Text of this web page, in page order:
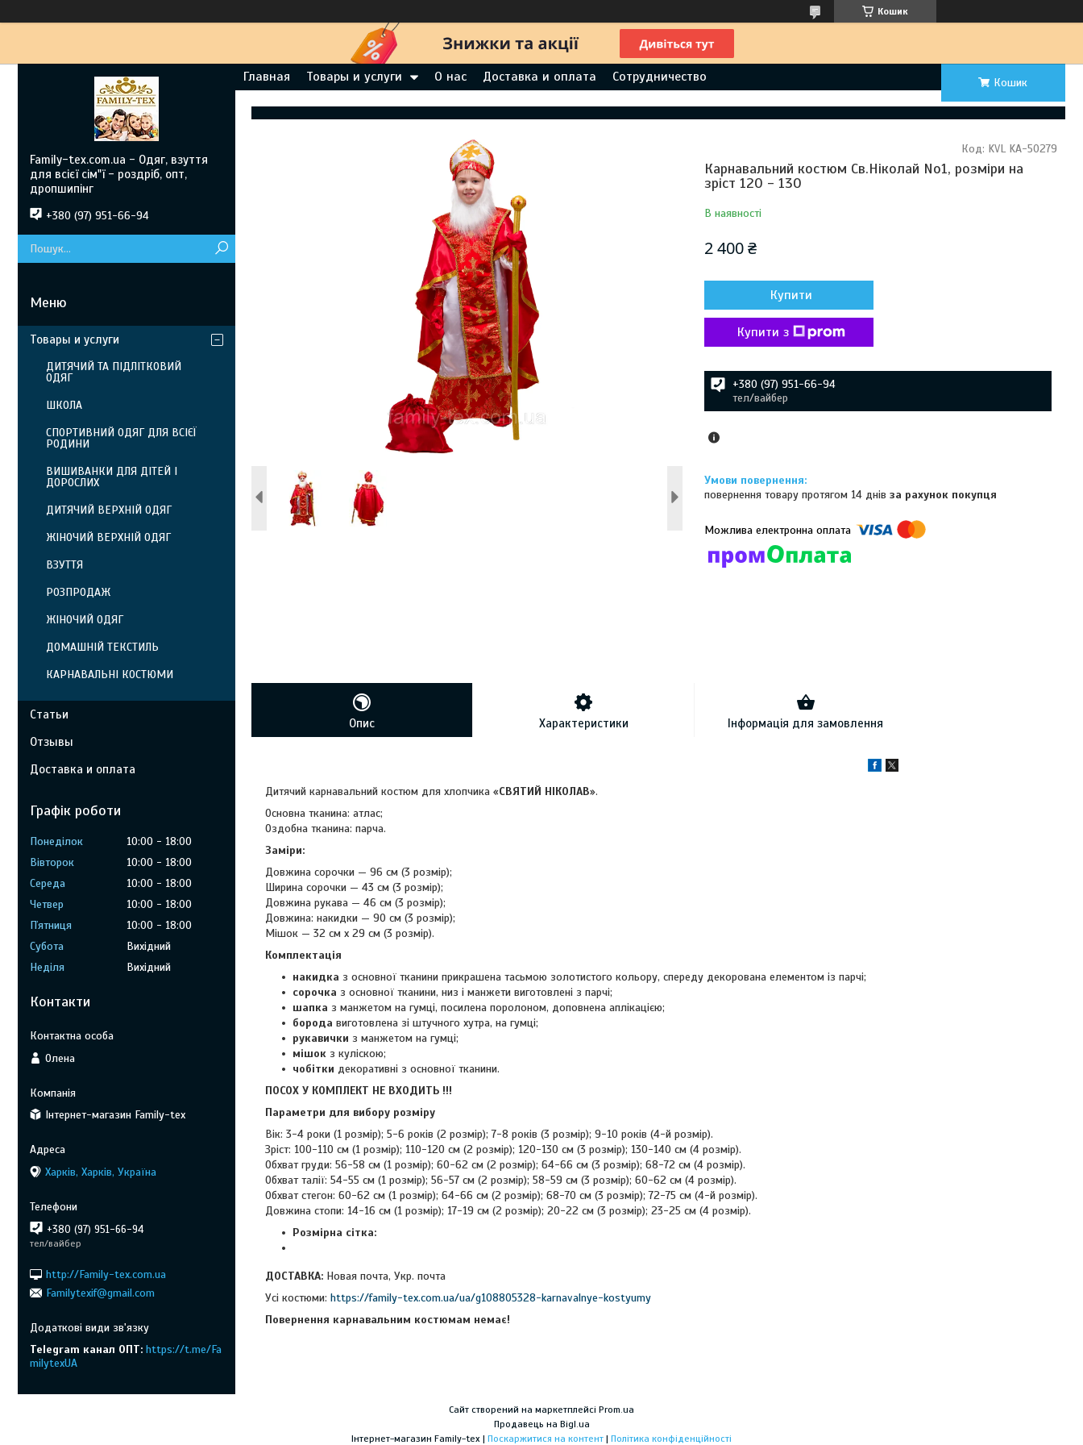
Кошик
Главная Товары и услуги О нас Доставка и оплата Сотрудничество Кошик
Карнавальний костюм Св.Ніколай No1, розміри на
зріст 120 - 130
В наявності
Код: KVL KA-50279
2 400 ₴
Купити
Купити з
+380 (97) 951-66-94
тел/вайбер
повернення товару протягом 14 днівза рахунок покупця
Опис Характеристики Інформація для замовлення
Дитячий карнавальний костюм для хлопчика «СВЯТИЙ НІКОЛАВ».
Основна тканина: атлас;
Оздобна тканина: парча.
Заміри:
Довжина сорочки — 96 см (3 розмір);
Ширина сорочки — 43 см (3 розмір);
Довжина рукава — 46 см (3 розмір);
Довжина: накидки — 90 см (3 розмір);
Мішок — 32 см х 29 см (3 розмір).
Комплектація
накидка з основної тканини прикрашена тасьмою золотистого кольору, спереду декорована елементом із парчі;
сорочка з основної тканини, низ і манжети виготовлені з парчі;
шапка з манжетом на гумці, посилена поролоном, доповнена аплікацією;
борода виготовлена зі штучного хутра, на гумці;
рукавички з манжетом на гумці;
мішок з куліскою;
чобітки декоративні з основної тканини.
ПОСОХ У КОМПЛЕКТ НЕ ВХОДИТЬ !!!
Параметри для вибору розміру
Вік: 3-4 роки (1 розмір); 5-6 років (2 розмір); 7-8 років (3 розмір); 9-10 років (4-й розмір).
Зріст: 100-110 см (1 розмір); 110-120 см (2 розмір); 120-130 см (3 розмір); 130-140 см (4 розмір).
Обхват груди: 56-58 см (1 розмір); 60-62 см (2 розмір); 64-66 см (3 розмір); 68-72 см (4 розмір).
Обхват талії: 54-55 см (1 розмір); 56-57 см (2 розмір); 58-59 см (3 розмір); 60-62 см (4 розмір).
Обхват стегон: 60-62 см (1 розмір); 64-66 см (2 розмір); 68-70 см (3 розмір); 72-75 см (4-й розмір).
Довжина стопи: 14-16 см (1 розмір); 17-19 см (2 розмір); 20-22 см (3 розмір); 23-25 см (4 розмір).
Розмірна сітка:
ДОСТАВКА: Новая почта, Укр. почта
Усі костюми: https://family-tex.com.ua/ua/g108805328-karnavalnye-kostyumy
Повернення карнавальним костюмам немає!
Family-tex.com.ua - Одяг, взуття
для всієї сім"ї - роздріб, опт,
дропшипінг
+380 (97) 951-66-94
Товары и услуги
ДИТЯЧИЙ ТА ПІДЛІТКОВИЙ
ОДЯГ
ШКОЛА
СПОРТИВНИЙ ОДЯГ ДЛЯ ВСІЄЇ
РОДИНИ
ВИШИВАНКИ ДЛЯ ДІТЕЙ І
ДОРОСЛИХ
ДИТЯЧИЙ ВЕРХНІЙ ОДЯГ
ЖІНОЧИЙ ВЕРХНІЙ ОДЯГ
ВЗУТТЯ
РОЗПРОДАЖ
ЖІНОЧИЙ ОДЯГ
ДОМАШНІЙ ТЕКСТИЛЬ
КАРНАВАЛЬНІ КОСТЮМИ
Статьи
Отзывы
Доставка и оплата
Графік роботи
Понеділок 10:00
18:00
Вівторок
10:00
18:00
Середа
10:00
18:00
Четвер
10:00
18:00
Пʼятниця
10:00
18:00
Субота
Вихідний
Неділя
Вихідний
Контакти
Олена
Інтернет-магазин Family-tex
Харків, Харків, Україна
+380 (97) 951-66-94
тел/вайбер
http://Family-tex.com.ua
Familytexif@gmail.com
Telegram канал ОПТ https://t.me/Fa
milytexUA
Сайт створений на маркетплейсі Prom.ua
Продавець на Bigl.ua
Інтернет-магазин Family-tex | Поскаржитися на контент | Політика конфіденційності